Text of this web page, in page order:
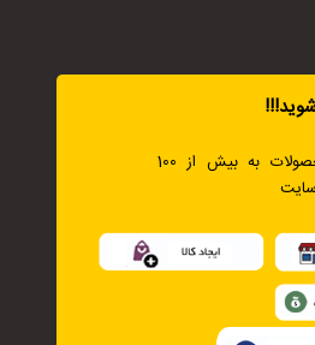
معرفی محصولات به بیش از 100
سایت